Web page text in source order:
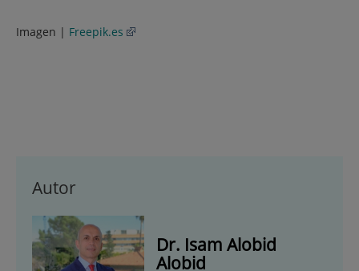
Imagen | Freepik.es
Autor
Dr. Isam Alobid
Alobid